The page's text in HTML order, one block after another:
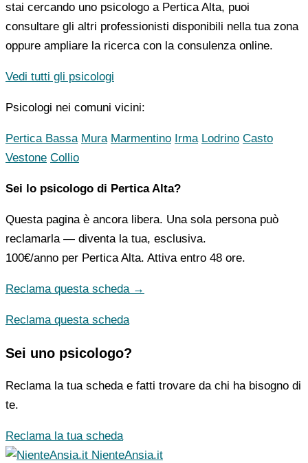
stai cercando uno psicologo a Pertica Alta, puoi
consultare gli altri professionisti disponibili nella tua zona
oppure ampliare la ricerca con la consulenza online.
Vedi tutti gli psicologi
Psicologi nei comuni vicini:
Pertica Bassa Mura Marmentino Irma Lodrino Casto
Vestone Collio
Sei lo psicologo di Pertica Alta?
Questa pagina è ancora libera. Una sola persona può
reclamarla — diventa la tua, esclusiva.
100€/anno per Pertica Alta. Attiva entro 48 ore.
Reclama questa scheda →
Reclama questa scheda
Sei uno psicologo?
Reclama la tua scheda e fatti trovare da chi ha bisogno di
te.
Reclama la tua scheda
NienteAnsia.it